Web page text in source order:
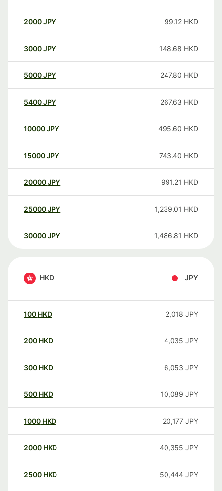
2000JPY 99.12 HKD
3000JPY 148.68 HKD
5000JPY 247.80 HKD
5400JPY 267.63 HKD
10000 JPY 495.60 HKD
15000 JPY 743.40 HKD
20000 JPY 991.21 HKD
25000 JPY 1,239.01 HKD
30000 JPY 1,486.81 HKD
HKD JPY
100 HKD 2,018 JPY
200 HKD 4,035 JPY
300 HKD 6,053 JPY
500 HKD 10,089 JPY
1000 HKD 20,177 JPY
2000 HKD 40,355 JPY
2500 HKD 50,444 JPY